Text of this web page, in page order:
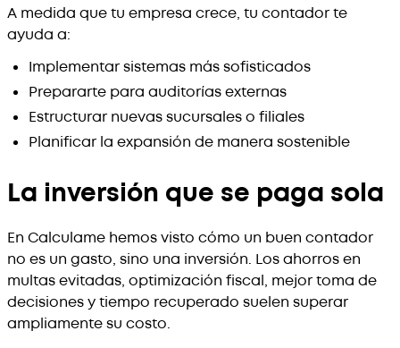
A medida que tu empresa crece, tu contador te
ayuda a:
Implementar sistemas más sofisticados
Prepararte para auditorías externas
Estructurar nuevas sucursales o filiales
Planificar la expansión de manera sostenible
La inversión que se paga sola
En Calculame hemos visto cómo un buen contador
no es un gasto, sino una inversión. Los ahorros en
multas evitadas, optimización fiscal, mejor toma de
decisiones y tiempo recuperado suelen superar
ampliamente su costo.